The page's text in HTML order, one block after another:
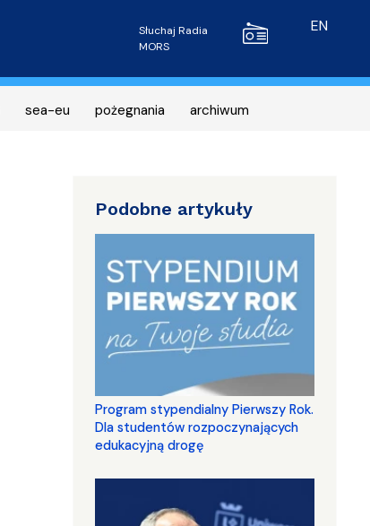
Radio MORS
Słuchaj Radia
MORS
EN
sea-eu pożegnania archiwum
Podobne artykuły
Program stypendialny Pierwszy Rok.
Dla studentów rozpoczynających
edukacyjną drogę